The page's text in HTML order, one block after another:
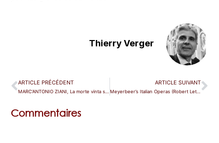
Thierry Verger
ARTICLE PRÉCÉDENT ARTICLE SUIVANT
Meyerbeer’s Italian Operas (Robert Letellier)
Commentaires